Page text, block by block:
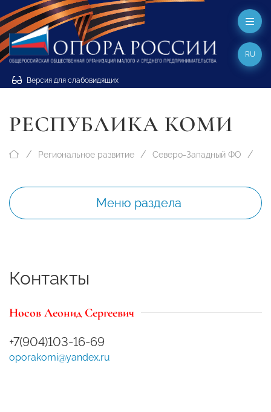
Версия для слабовидящих
RU
РЕСПУБЛИКА КОМИ
Региональное развитие Северо-Западный ФО
Меню раздела
Контакты
Носов Леонид Сергеевич
+7(904)103-16-69
oporakomi@yandex.ru